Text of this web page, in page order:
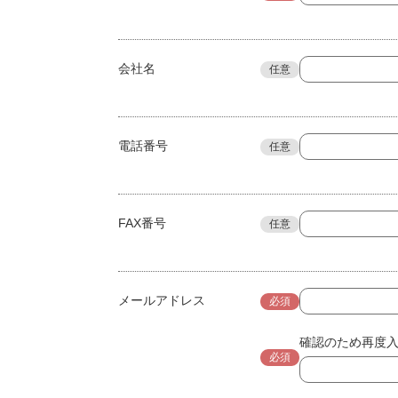
会社名 任意
電話番号 任意
FAX番号 任意
メールアドレス 必須
必須
確認のため再度